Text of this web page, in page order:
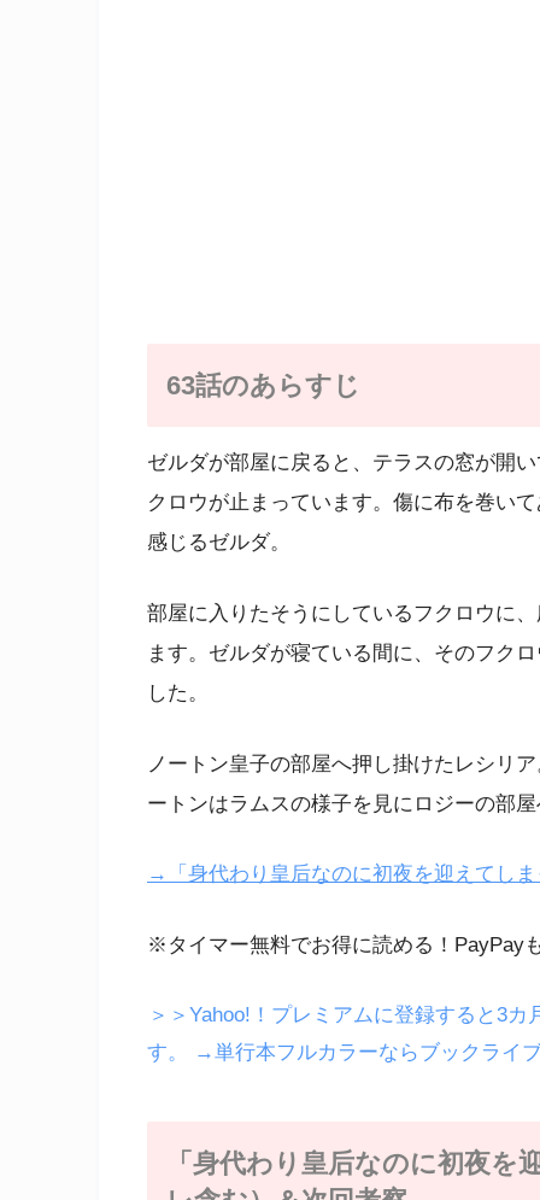
63話のあらすじ
ゼルダが部屋に戻ると、テラスの窓が開
クロウが止まっています。傷に布を巻い
感じるゼルダ。
部屋に入りたそうにしているフクロウに
ます。ゼルダが寝ている間に、そのフク
した。
ノートン皇子の部屋へ押し掛けたレシリ
ートンはラムスの様子を見にロジーの部
→「身代わり皇后なのに初夜を迎えてし
※タイマー無料でお得に読める！PayPay
＞＞Yahoo!！プレミアムに登録すると3
す。
→単行本フルカラーならブックライ
「身代わり皇后なのに初夜